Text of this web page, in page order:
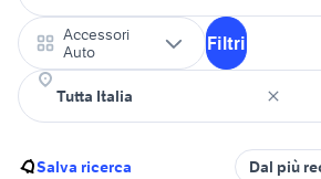
Accessori
Auto
Filtri
Salva ricerca Dal più